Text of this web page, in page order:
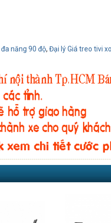
năng 90 độ, Đại lý Giá treo tivi